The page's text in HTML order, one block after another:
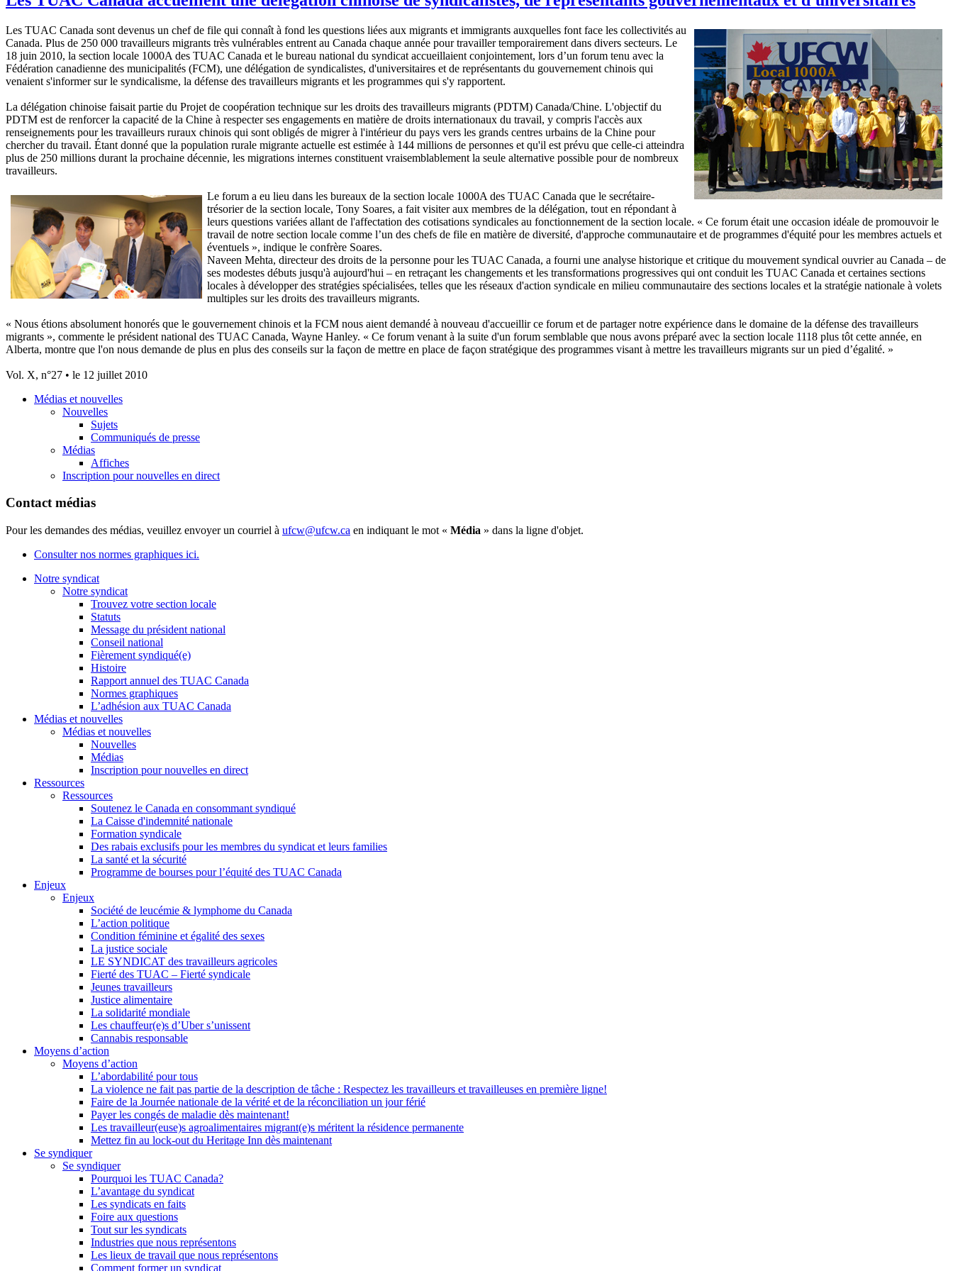
Les TUAC Canada sont devenus un chef de file qui connaît à fond les questions liées aux migrants et immigrants auxquelles font face les collectivités au
Canada. Plus de 250 000 travailleurs migrants très vulnérables entrent au Canada chaque année pour travailler temporairement dans divers secteurs. Le
18 juin 2010, la section locale 1000A des TUAC Canada et le bureau national du syndicat accueillaient conjointement, lors d’un forum tenu avec la
Fédération canadienne des municipalités (FCM), une délégation de syndicalistes, d'universitaires et de représentants du gouvernement chinois qui
venaient s'informer sur le syndicalisme, la défense des travailleurs migrants et les programmes qui s'y rapportent.
La délégation chinoise faisait partie du Projet de coopération technique sur les droits des travailleurs migrants (PDTM) Canada/Chine. L'objectif du
PDTM est de renforcer la capacité de la Chine à respecter ses engagements en matière de droits internationaux du travail, y compris l'accès aux
renseignements pour les travailleurs ruraux chinois qui sont obligés de migrer à l'intérieur du pays vers les grands centres urbains de la Chine pour
chercher du travail. Étant donné que la population rurale migrante actuelle est estimée à 144 millions de personnes et qu'il est prévu que celle-ci atteindra
plus de 250 millions durant la prochaine décennie, les migrations internes constituent vraisemblablement la seule alternative possible pour de nombreux
travailleurs.
Le forum a eu lieu dans les bureaux de la section locale 1000A des TUAC Canada que le secrétaire-
trésorier de la section locale, Tony Soares, a fait visiter aux membres de la délégation, tout en répondant à
leurs questions variées allant de l'affectation des cotisations syndicales au fonctionnement de la section locale. « Ce forum était une occasion idéale de promouvoir le
travail de notre section locale comme l’un des chefs de file en matière de diversité, d'approche communautaire et de programmes d'équité pour les membres actuels et
éventuels », indique le confrère Soares.
Naveen Mehta, directeur des droits de la personne pour les TUAC Canada, a fourni une analyse historique et critique du mouvement syndical ouvrier au Canada – de
ses modestes débuts jusqu'à aujourd'hui – en retraçant les changements et les transformations progressives qui ont conduit les TUAC Canada et certaines sections
locales à développer des stratégies spécialisées, telles que les réseaux d'action syndicale en milieu communautaire des sections locales et la stratégie nationale à volets
multiples sur les droits des travailleurs migrants.
« Nous étions absolument honorés que le gouvernement chinois et la FCM nous aient demandé à nouveau d'accueillir ce forum et de partager notre expérience dans le domaine de la défense des travailleurs
migrants », commente le président national des TUAC Canada, Wayne Hanley. « Ce forum venant à la suite d'un forum semblable que nous avons préparé avec la section locale 1118 plus tôt cette année, en
Alberta, montre que l'on nous demande de plus en plus des conseils sur la façon de mettre en place de façon stratégique des programmes visant à mettre les travailleurs migrants sur un pied d’égalité. »
Vol. X, n°27 • le 12 juillet 2010
Médias et nouvelles
Nouvelles
Sujets
Communiqués de presse
Médias
Affiches
Inscription pour nouvelles en direct
Contact médias
Pour les demandes des médias, veuillez envoyer un courriel à ufcw@ufcw.ca en indiquant le mot « Média » dans la ligne d'objet.
Consulter nos normes graphiques ici.
Notre syndicat
Notre syndicat
Trouvez votre section locale
Statuts
Message du président national
Conseil national
Fièrement syndiqué(e)
Histoire
Rapport annuel des TUAC Canada
Normes graphiques
L’adhésion aux TUAC Canada
Médias et nouvelles
Médias et nouvelles
Nouvelles
Médias
Inscription pour nouvelles en direct
Ressources
Ressources
Soutenez le Canada en consommant syndiqué
La Caisse d'indemnité nationale
Formation syndicale
Des rabais exclusifs pour les membres du syndicat et leurs families
La santé et la sécurité
Programme de bourses pour l’équité des TUAC Canada
Enjeux
Enjeux
Société de leucémie & lymphome du Canada
L’action politique
Condition féminine et égalité des sexes
La justice sociale
LE SYNDICAT des travailleurs agricoles
Fierté des TUAC – Fierté syndicale
Jeunes travailleurs
Justice alimentaire
La solidarité mondiale
Les chauffeur(e)s d’Uber s’unissent
Cannabis responsable
Moyens d’action
Moyens d’action
L’abordabilité pour tous
La violence ne fait pas partie de la description de tâche : Respectez les travailleurs et travailleuses en première ligne!
Faire de la Journée nationale de la vérité et de la réconciliation un jour férié
Payer les congés de maladie dès maintenant!
Les travailleur(euse)s agroalimentaires migrant(e)s méritent la résidence permanente
Mettez fin au lock-out du Heritage Inn dès maintenant
Se syndiquer
Se syndiquer
Pourquoi les TUAC Canada?
L’avantage du syndicat
Les syndicats en faits
Foire aux questions
Tout sur les syndicats
Industries que nous représentons
Les lieux de travail que nous représentons
Comment former un syndicat